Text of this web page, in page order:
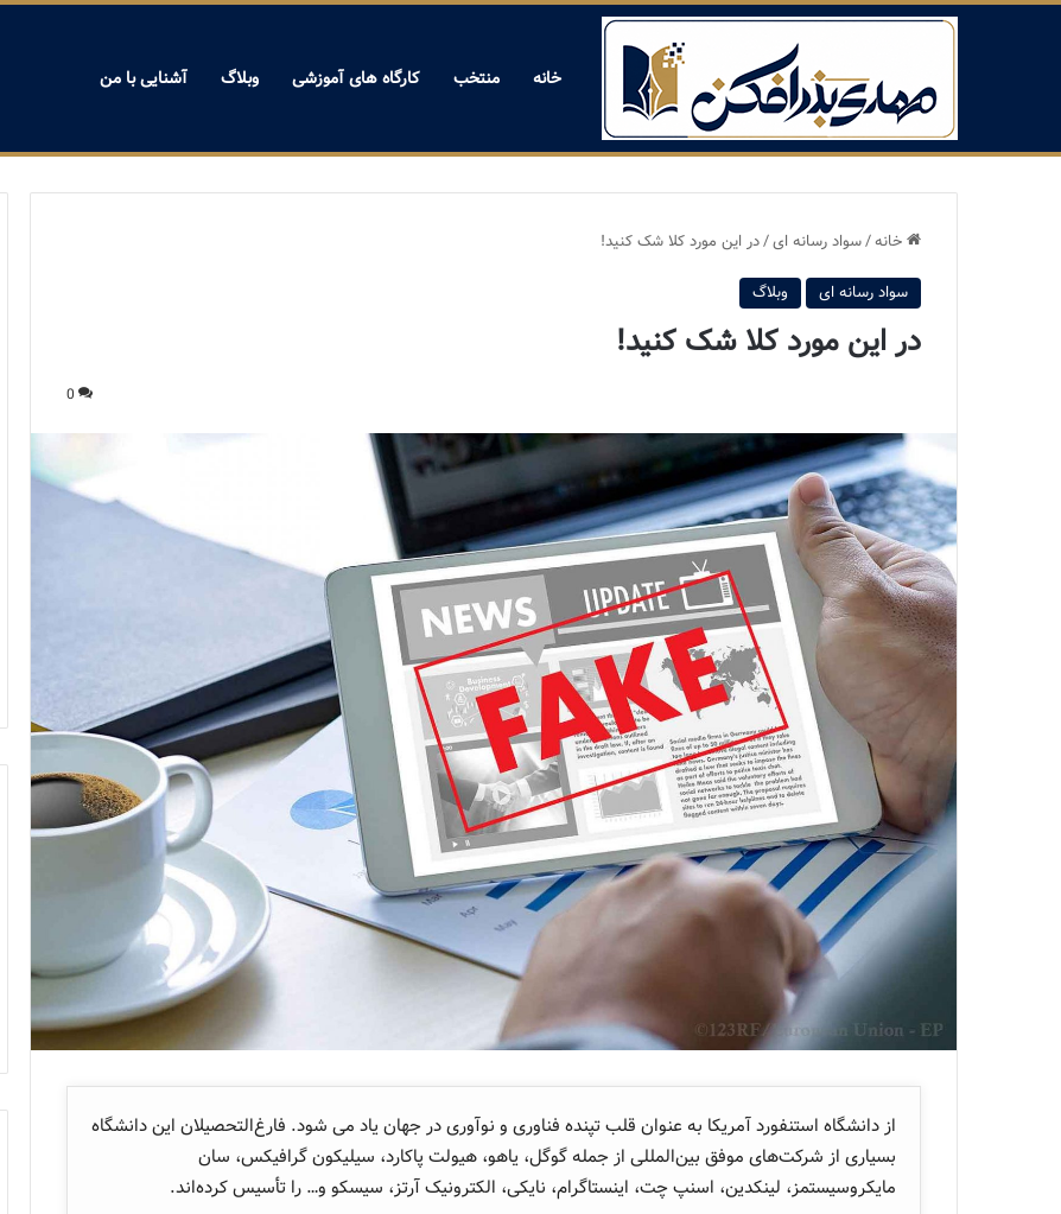
خانه منتخب کارگاه های آموزشی وبلاگ آشنایی با من
خانه/سواد رسانه ای/در این مورد کلا شک کنید!
سواد رسانه ای وبلاگ
در این مورد کلا شک کنید!
0
از دانشگاه استنفورد آمریکا به عنوان قلب تپنده فناوری و نوآوری در جهان یاد می شود. فارغ‌التحصیلان این دانشگاه
بسیاری از شرکت‌های موفق بین‌المللی از جمله گوگل، یاهو، هیولت پاکارد، سیلیکون گرافیکس، سان
مایکروسیستمز، لینکدین، اسنپ چت، اینستاگرام، نایکی، الکترونیک آرتز، سیسکو و… را تأسیس کرده‌اند.